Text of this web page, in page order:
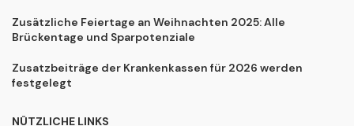
Zusätzliche Feiertage an Weihnachten 2025: Alle
Brückentage und Sparpotenziale
Zusatzbeiträge der Krankenkassen für 2026 werden
festgelegt
NÜTZLICHE LINKS